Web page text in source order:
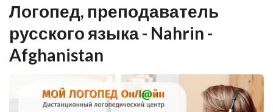
Логопед, преподаватель
русского языка - Nahrin -
Afghanistan